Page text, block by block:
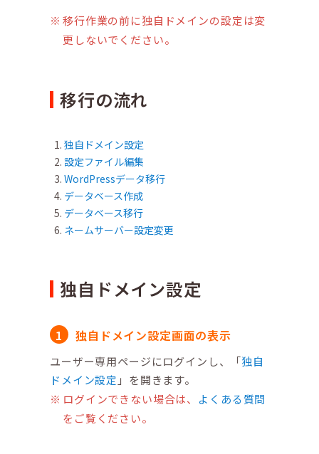
移行作業の前に独自ドメインの設定は変
更しないでください。
移行の流れ
独自ドメイン設定
設定ファイル編集
WordPressデータ移行
データベース作成
データベース移行
ネームサーバー設定変更
独自ドメイン設定
独自ドメイン設定画面の表示
ユーザー専用ページにログインし、「独自
ドメイン設定 」を開きます。
ログインできない場合は、 よくある質問
をご覧ください。